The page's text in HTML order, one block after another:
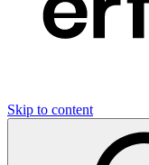
Skip to content